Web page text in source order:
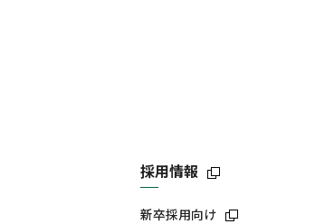
採用情報
新卒採用向け